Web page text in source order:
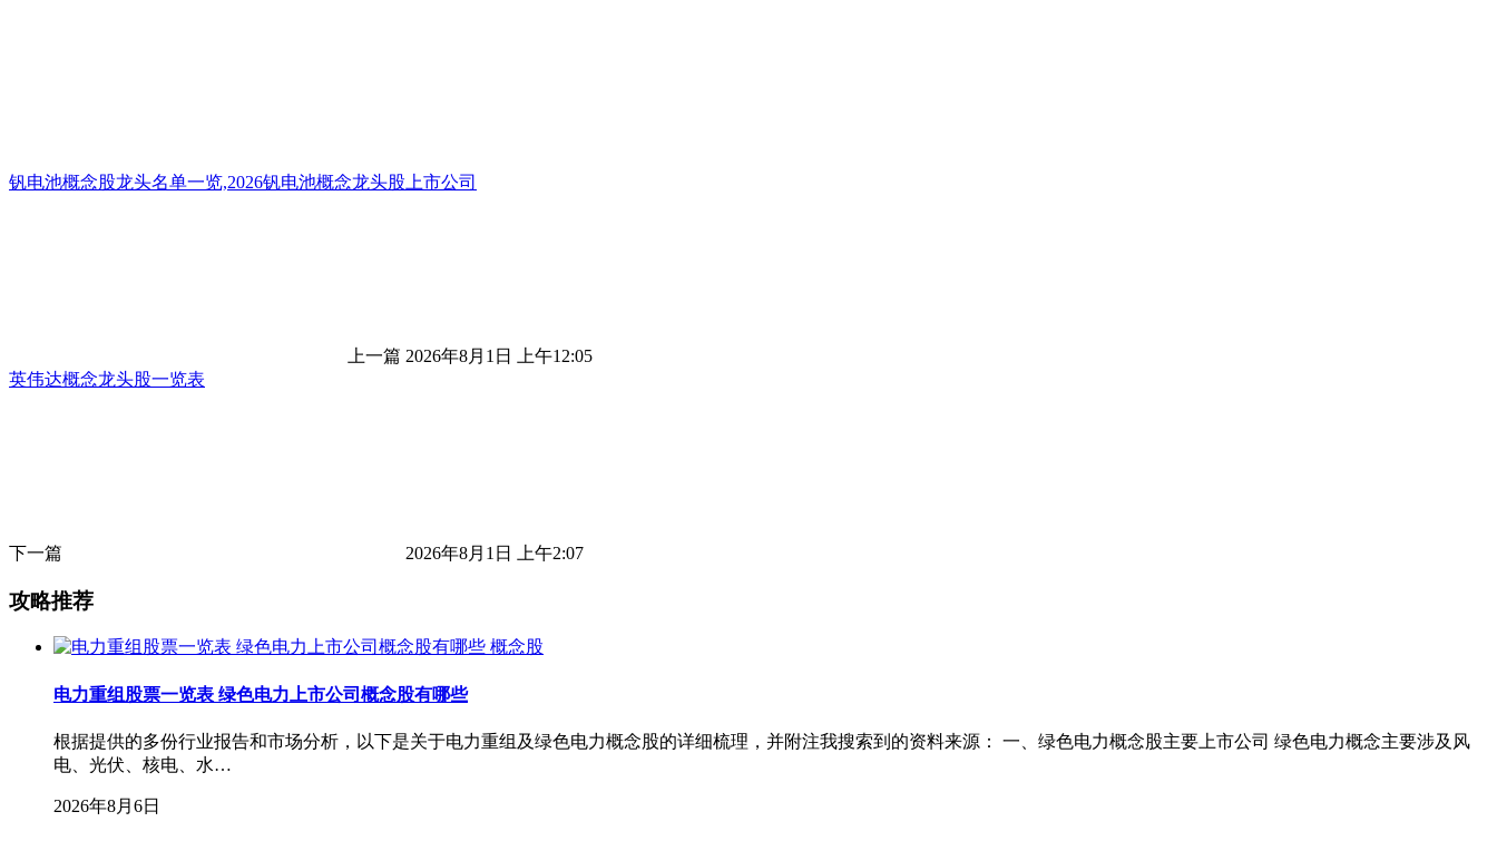
钒电池概念股龙头名单一览,2026钒电池概念龙头股上市公司
上一篇 2026年8月1日 上午12:05
英伟达概念龙头股一览表
下一篇 2026年8月1日 上午2:07
攻略推荐
概念股
电力重组股票一览表 绿色电力上市公司概念股有哪些
根据提供的多份行业报告和市场分析，以下是关于电力重组及绿色电力概念股的详细梳理，并附注我搜索到的资料来源： 一、绿色电力概念股主要上市公司 绿色电力概念主要涉及风
电、光伏、核电、水…
2026年8月6日